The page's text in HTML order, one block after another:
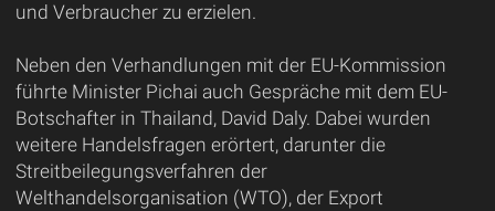
und Verbraucher zu erzielen.
Neben den Verhandlungen mit der EU-Kommission
führte Minister Pichai auch Gespräche mit dem EU-
Botschafter in Thailand, David Daly. Dabei wurden
weitere Handelsfragen erörtert, darunter die
Streitbeilegungsverfahren der
Welthandelsorganisation (WTO), der Export